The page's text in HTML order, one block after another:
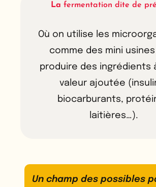
La fermentation dite de
Où on utilise les
comme des mini
produire des ingrédients
valeur ajoutée
biocarburants,
laitières…).
Un champ des possibles